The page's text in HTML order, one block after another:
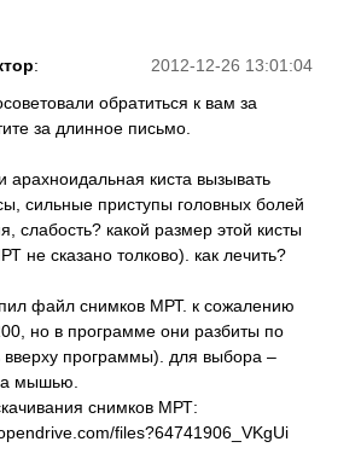
2012-12-26 13:01:04
:
обратиться к вам за
за длинное письмо.
арахноидальная киста вызывать
сильные приступы головных болей
слабость? какой размер этой кисты
не сказано толково). как лечить?
файл снимков МРТ. к сожалению
но в программе они разбиты по
вверху программы). для выбора –
мышью.
снимков МРТ:
files?64741906_VKgUi